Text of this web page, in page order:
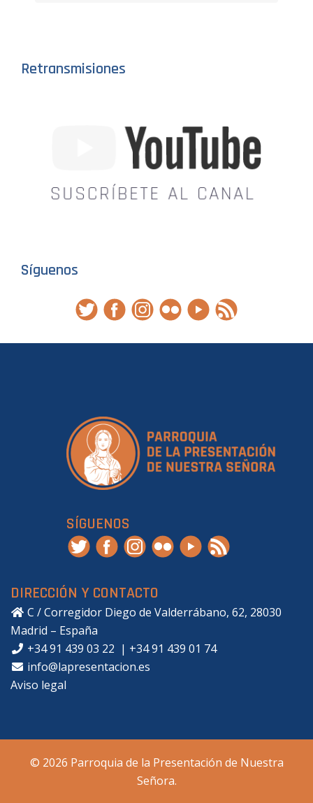
Retransmisiones
Síguenos
SÍGUENOS
DIRECCIÓN Y CONTACTO
C / Corregidor Diego de Valderrábano, 62, 28030
Madrid – España
+34 91 439 03 22 | +34 91 439 01 74
info@lapresentacion.es
Aviso legal
© 2026 Parroquia de la Presentación de Nuestra
Señora.